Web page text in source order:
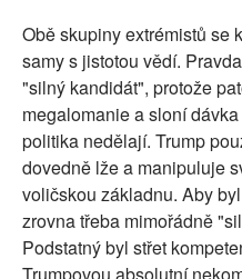
Obě skupiny extrémistů se
samy s jistotou vědí.
"silný kandidát", protože
megalomanie a sloní
politika nedělají. Trump
dovedně lže a manipuluje
voličskou základnu. Aby
zrovna třeba mimořádně
Podstatný byl střet